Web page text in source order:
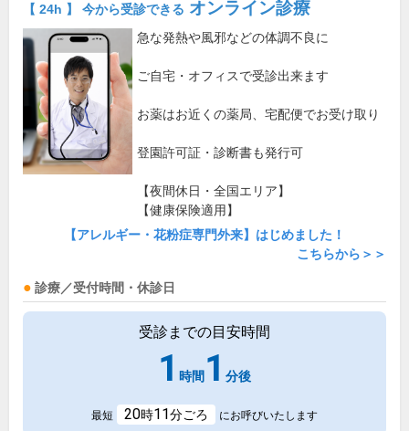
【 24h 】 今から受診できる オンライン診療
急な発熱や風邪などの体調不良に
ご自宅・オフィスで受診出来ます
お薬はお近くの薬局、宅配便でお受け取り
登園許可証・診断書も発行可
【夜間休日・全国エリア】
【健康保険適用】
【アレルギー・花粉症専門外来】はじめました！
こちらから＞＞
診療／受付時間・休診日
受診までの目安時間
1 時間 1 分後
最短 20時11分ごろ にお呼びいたします